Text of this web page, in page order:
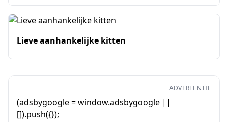
Lieve aanhankelijke kitten
ADVERTENTIE
(adsbygoogle = window.adsbygoogle ||
[]).push({});